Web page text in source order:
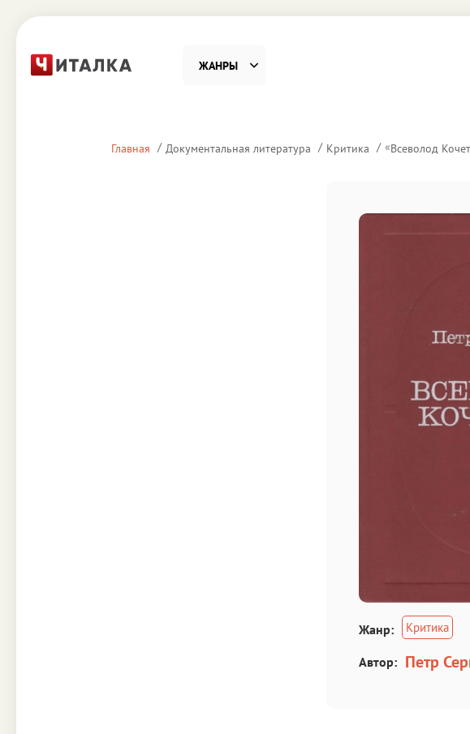
ЖАНРЫ
Главная Документальная литература Критика «Всеволод
Жанр: Критика
Автор: Петр